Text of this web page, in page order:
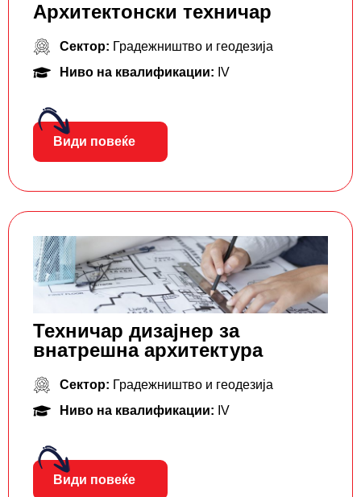
Архитектонски техничар
Сектор: Градежништво и геодезија
Ниво на квалификации: IV
Види повеќе
Техничар дизајнер за
внатрешна архитектура
Сектор: Градежништво и геодезија
Ниво на квалификации: IV
Види повеќе